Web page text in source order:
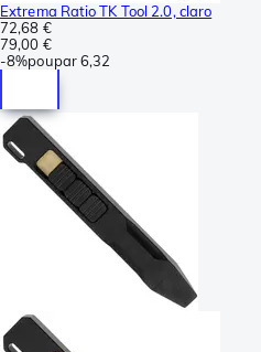
Extrema Ratio TK Tool 2.0, claro
72,68 €
79,00 €
-8%poupar6,32